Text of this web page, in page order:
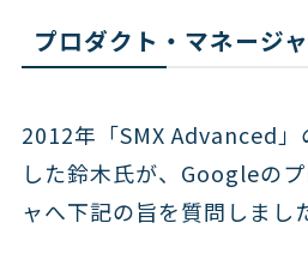
プロダクト・マネージ
2012年「SMX Advanced」
した鈴木氏が、Googleの
ャへ下記の旨を質問しまし